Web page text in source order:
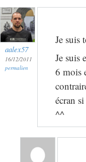
aalex57
16/12/2011
permalien
Je suis
Je suis
6 mois
écran
^^